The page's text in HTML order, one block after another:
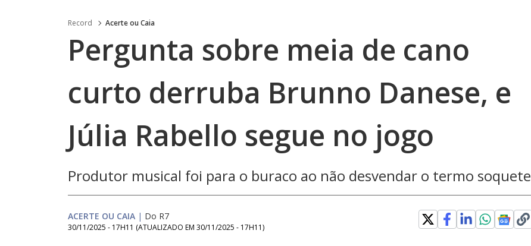
Record Acerte ou Caia
Pergunta sobre meia de cano
curto derruba Brunno Danese, e
Júlia Rabello segue no jogo
Produtor musical foi para o buraco ao não desvendar o termo soquete
ACERTE OU CAIA | Do R7
30/11/2025 - 17H11 (ATUALIZADO EM 30/11/2025 - 17H11)